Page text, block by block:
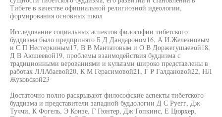
Тибете в качестве официальной религиозной идеологии,
формирования основных школ
Исследование социальных аспектов философии тибетского
буддизма было предпринято Б Д Дандароном16, А И.Железновым
и С П Нестеркиным17, В В Мантатовым и О В Доржегушаевой18,
Д В Аюшеевой19, проблемы взаимодействия буддизма с
традиционными верованиями и культами широко представлены в
работах ЛЛАбаевой20, К М Герасимовой21, Г Р Галдановой22, НЛ
Жуковской23
Достаточно полно раскрывают философские аспекты тибетского
буддизма и представители западной буддологии Д С Руегг, Дж
Туччи, К Фогель, Э Конзе, Г Гюнтер, Дж Гопкинс, Е Цюрхер,